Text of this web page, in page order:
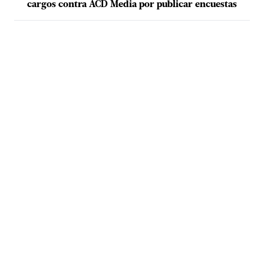
cargos contra ACD Media por publicar encuestas